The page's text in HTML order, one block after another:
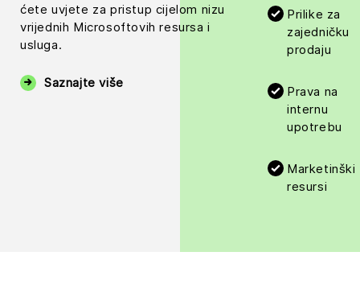
ćete uvjete za pristup cijelom nizu
vrijednih Microsoftovih resursa i
usluga.
Saznajte više
Prilike za
zajedničku
prodaju
Prava na
internu
upotrebu
Marketinški
resursi